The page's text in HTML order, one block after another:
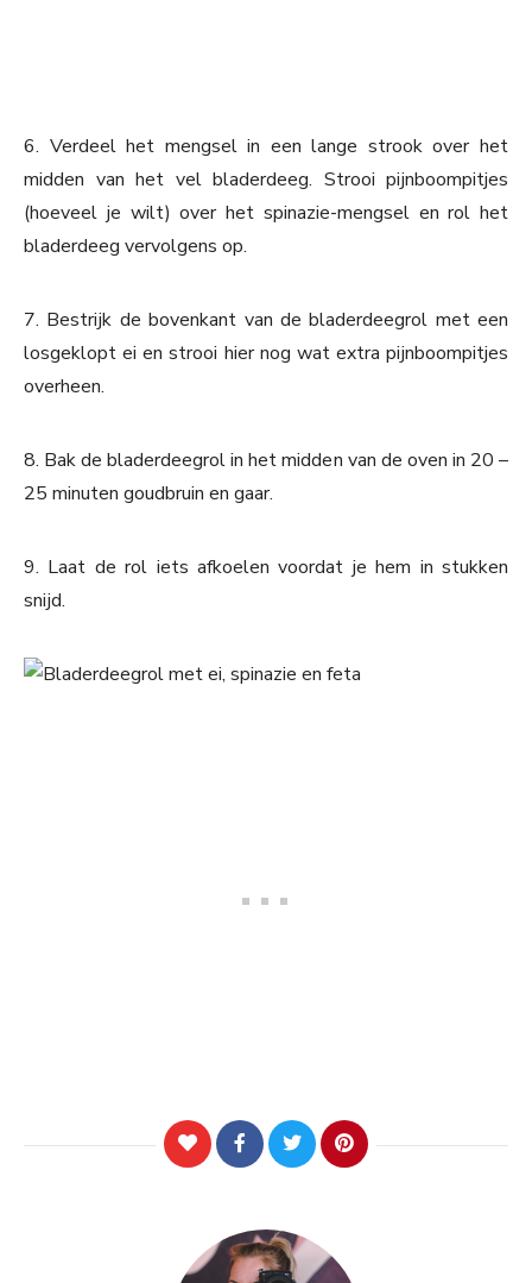
6. Verdeel het mengsel in een lange strook over het
midden van het vel bladerdeeg. Strooi pijnboompitjes
(hoeveel je wilt) over het spinazie-mengsel en rol het
bladerdeeg vervolgens op.
7. Bestrijk de bovenkant van de bladerdeegrol met een
losgeklopt ei en strooi hier nog wat extra pijnboompitjes
overheen.
8. Bak de bladerdeegrol in het midden van de oven in 20 –
25 minuten goudbruin en gaar.
9. Laat de rol iets afkoelen voordat je hem in stukken
snijd.